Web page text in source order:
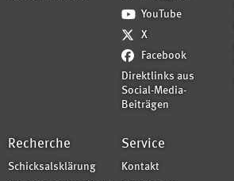
YouTube
X
Facebook
Direktlinks aus
Social-Media-
Beiträgen
Recherche
Schicksalsklärung
Service
Kontakt